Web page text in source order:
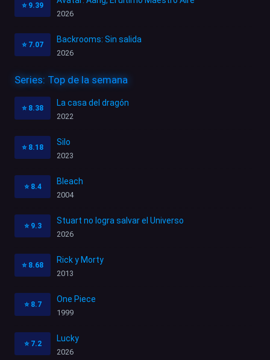
⭐ 9.39
2026
⭐ 7.07
Backrooms: Sin salida
2026
Series: Top de la semana
⭐ 8.38
La casa del dragón
2022
⭐ 8.18
Silo
2023
⭐ 8.4
Bleach
2004
⭐ 9.3
Stuart no logra salvar el Universo
2026
⭐ 8.68
Rick y Morty
2013
⭐ 8.7
One Piece
1999
⭐ 7.2
Lucky
2026